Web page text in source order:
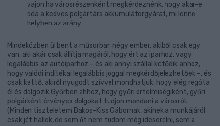
vajon ha városrészenként megkérdeznénk, hogy akar-e
oda a kedves polgártárs akkumulátorgyárat, mi lenne
helyben az arány.
Mindeközben ül bent a műsorban négy ember, akiből csak egy
van, aki akár csak állítja magáról, hogy ért az iparhoz, vagy
legalábbis az autóiparhoz – és aki annyi szállal kötődik ahhoz,
hogy valódi indítékai legalábbis joggal megkérdőjelezhetőek –, és
csak kettő, akiről nyugodt szívvel mondhatjuk, hogy elég régóta
él és dolgozik Győrben ahhoz, hogy győri értelmiségiként, győri
polgárként érvényes dolgokat tudjon mondani a városról.
(Minden tiszteletem Bakos-Kiss Gábornak, akinek a munkájáról
csak jót hallok, de sem őt nem tudom még idesorolni, sem a